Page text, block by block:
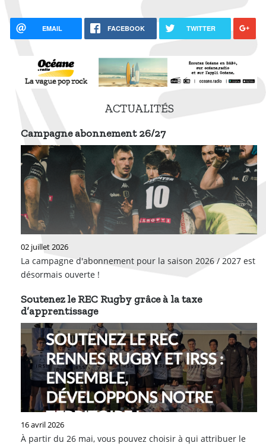
EMAIL FACEBOOK TWITTER
ACTUALITÉS
Campagne abonnement 26/27
02 juillet 2026
La campagne d'abonnement pour la saison 2026 / 2027 est
désormais ouverte !
Soutenez le REC Rugby grâce à la taxe
d’apprentissage
16 avril 2026
À partir du 26 mai, vous pouvez choisir à qui attribuer le